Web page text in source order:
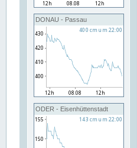
DONAU - Passau
ODER - Eisenhüttenstadt